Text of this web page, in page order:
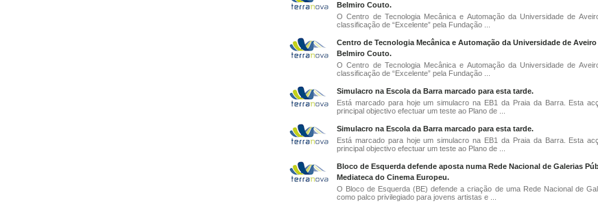
Belmiro Couto.
O Centro de Tecnologia Mecânica e Automação da Universidade de
classificação de “Excelente” pela Fundação ...
Centro de Tecnologia Mecânica e Automação da Universidade de
Belmiro Couto.
O Centro de Tecnologia Mecânica e Automação da Universidade de
classificação de “Excelente” pela Fundação ...
Simulacro na Escola da Barra marcado para esta tarde.
Está marcado para hoje um simulacro na EB1 da Praia da Barra. Esta
principal objectivo efectuar um teste ao Plano de ...
Simulacro na Escola da Barra marcado para esta tarde.
Está marcado para hoje um simulacro na EB1 da Praia da Barra. Esta
principal objectivo efectuar um teste ao Plano de ...
Bloco de Esquerda defende aposta numa Rede Nacional de Galerias
Mediateca do Cinema Europeu.
O Bloco de Esquerda (BE) defende a criação de uma Rede Nacional de
como palco privilegiado para jovens artistas e ...